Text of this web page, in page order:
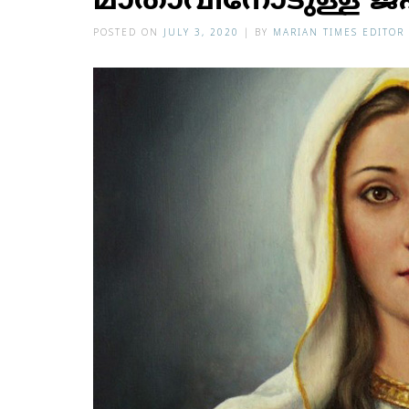
POSTED ON JULY 3, 2020 BY MARIAN TIMES EDITOR